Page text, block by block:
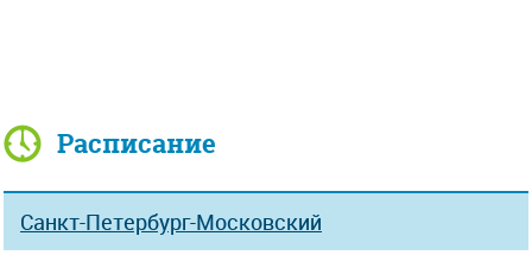
Расписание
Санкт-Петербург-Московский